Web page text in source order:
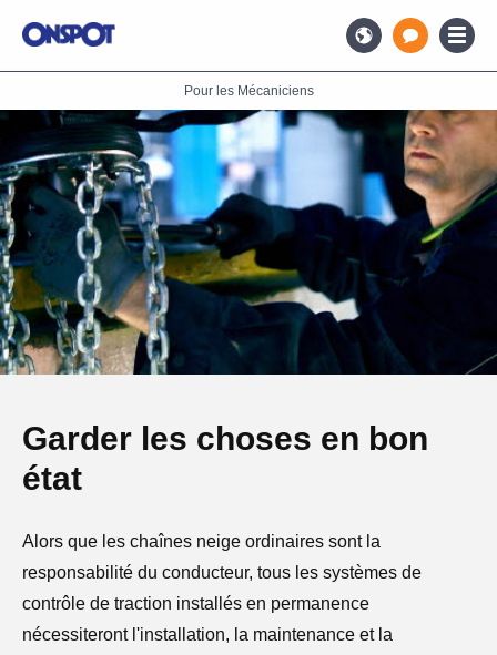
Pour les Mécaniciens
Garder les choses en bon
état
Alors que les chaînes neige ordinaires sont la
responsabilité du conducteur, tous les systèmes de
contrôle de traction installés en permanence
nécessiteront l'installation, la maintenance et la